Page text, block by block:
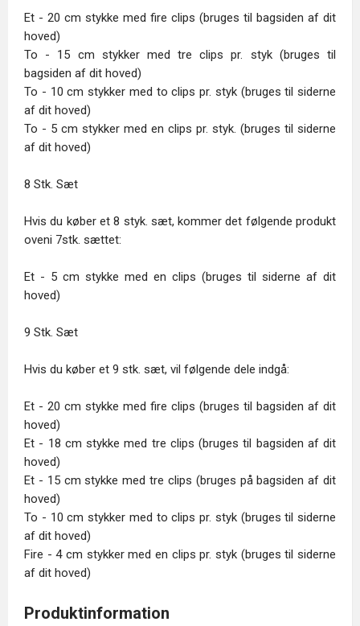
Et - 20 cm stykke med fire clips (bruges til bagsiden af dit
hoved)
To - 15 cm stykker med tre clips pr. styk (bruges til
bagsiden af dit hoved)
To - 10 cm stykker med to clips pr. styk (bruges til siderne
af dit hoved)
To - 5 cm stykker med en clips pr. styk. (bruges til siderne
af dit hoved)
8 Stk. Sæt
Hvis du køber et 8 styk. sæt, kommer det følgende produkt
oveni 7stk. sættet:
Et - 5 cm stykke med en clips (bruges til siderne af dit
hoved)
9 Stk. Sæt
Hvis du køber et 9 stk. sæt, vil følgende dele indgå:
Et - 20 cm stykke med fire clips (bruges til bagsiden af dit
hoved)
Et - 18 cm stykke med tre clips (bruges til bagsiden af dit
hoved)
Et - 15 cm stykke med tre clips (bruges på bagsiden af dit
hoved)
To - 10 cm stykker med to clips pr. styk (bruges til siderne
af dit hoved)
Fire - 4 cm stykker med en clips pr. styk (bruges til siderne
af dit hoved)
Produktinformation